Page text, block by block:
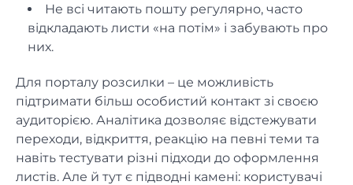
Не всі читають пошту регулярно, часто
відкладають листи «на потім» і забувають про
них.
Для порталу розсилки – це можливість
підтримати більш особистий контакт зі своєю
аудиторією. Аналітика дозволяє відстежувати
переходи, відкриття, реакцію на певні теми та
навіть тестувати різні підходи до оформлення
листів. Але й тут є підводні камені: користувачі